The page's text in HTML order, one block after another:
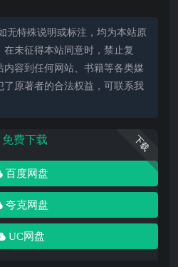
无特殊说明或标注，均为本站原
未征得本站同意时，禁止复
容到任何网站、书籍等各类媒
原著者的合法权益，可联系我
下载
免费下载
百度网盘
夸克网盘
UC网盘